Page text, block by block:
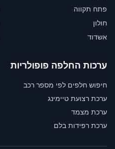
פתח תקווה
חולון
אשדוד
ערכות החלפה פופולריות
חיפוש חלפים לפי מספר רכב
ערכת רצועת טיימינג
ערכת מצמד
ערכת רפידות בלם